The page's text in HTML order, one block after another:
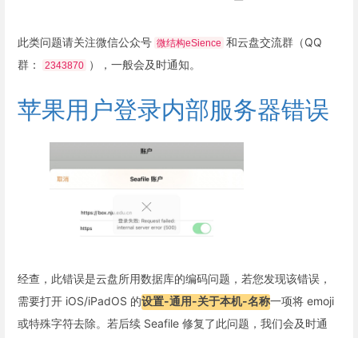
此类问题请关注微信公众号 微结构eSience 和云盘交流群（QQ
群：
2343870 ），一般会及时通知。
苹果用户登录内部服务器错误
经查，此错误是云盘所用数据库的编码问题，若您发现该错误，
需要打开 iOS/iPadOS 的设置-通用-关于本机-名称一项将 emoji
或特殊字符去除。若后续 Seafile 修复了此问题，我们会及时通